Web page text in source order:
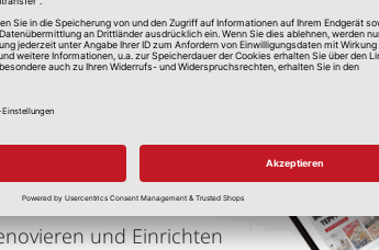
und Einrichten